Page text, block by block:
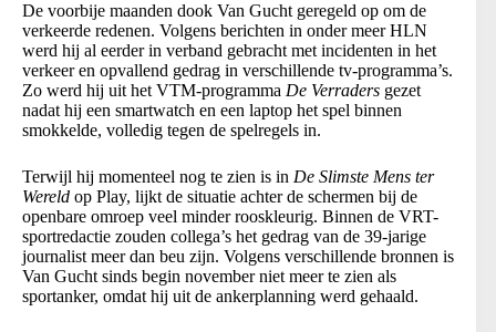
De voorbije maanden dook Van Gucht geregeld op om de
verkeerde redenen. Volgens berichten in onder meer HLN
werd hij al eerder in verband gebracht met incidenten in het
verkeer en opvallend gedrag in verschillende tv-programma’s.
Zo werd hij uit het VTM-programma De Verraders gezet
nadat hij een smartwatch en een laptop het spel binnen
smokkelde, volledig tegen de spelregels in.
Terwijl hij momenteel nog te zien is in De Slimste Mens ter
Wereld op Play, lijkt de situatie achter de schermen bij de
openbare omroep veel minder rooskleurig. Binnen de VRT-
sportredactie zouden collega’s het gedrag van de 39-jarige
journalist meer dan beu zijn. Volgens verschillende bronnen is
Van Gucht sinds begin november niet meer te zien als
sportanker, omdat hij uit de ankerplanning werd gehaald.